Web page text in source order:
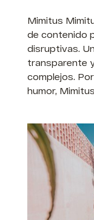
Mimitus
de contenido
disruptivas.
transparente
complejos.
humor,